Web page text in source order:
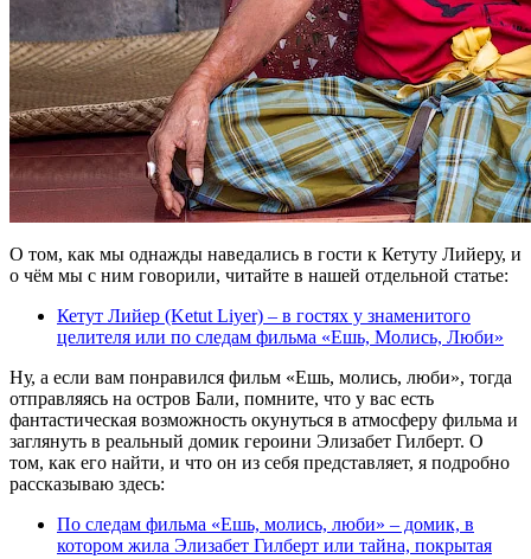
О том, как мы однажды наведались в гости к Кетуту Лийеру, и
о чём мы с ним говорили, читайте в нашей отдельной статье:
Кетут Лийер (Ketut Liyer) – в гостях у знаменитого
целителя или по следам фильма «Ешь, Молись, Люби»
Ну, а если вам понравился фильм «Ешь, молись, люби», тогда
отправляясь на остров Бали, помните, что у вас есть
фантастическая возможность окунуться в атмосферу фильма и
заглянуть в реальный домик героини Элизабет Гилберт. О
том, как его найти, и что он из себя представляет, я подробно
рассказываю здесь:
По следам фильма «Ешь, молись, люби» – домик, в
котором жила Элизабет Гилберт или тайна, покрытая